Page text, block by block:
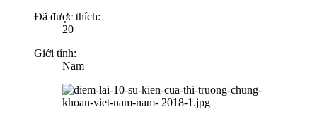
Đã được thích:
20
Giới tính:
Nam